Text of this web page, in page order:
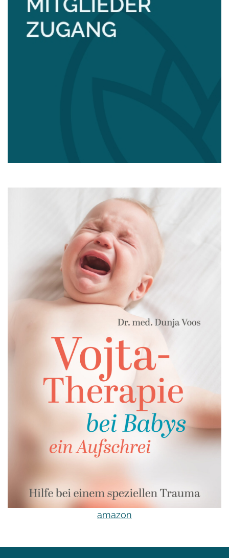
amazon